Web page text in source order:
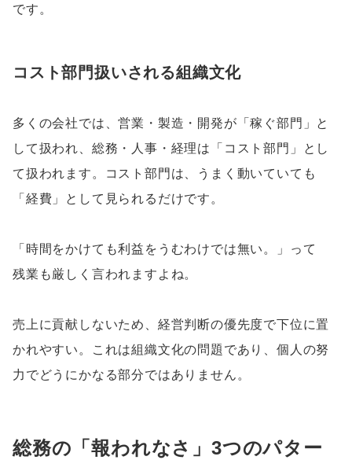
です。
コスト部門扱いされる組織文化
多くの会社では、営業・製造・開発が「稼ぐ部門」と
して扱われ、総務・人事・経理は「コスト部門」とし
て扱われます。コスト部門は、うまく動いていても
「経費」として見られるだけです。
「時間をかけても利益をうむわけでは無い。」って
残業も厳しく言われますよね。
売上に貢献しないため、経営判断の優先度で下位に置
かれやすい。これは組織文化の問題であり、個人の努
力でどうにかなる部分ではありません。
総務の「報われなさ」3つのパター